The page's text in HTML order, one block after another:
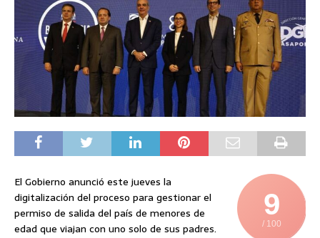
9
/ 100
El Gobierno anunció este jueves la
digitalización del proceso para gestionar el
permiso de salida del país de menores de
edad que viajan con uno solo de sus padres.